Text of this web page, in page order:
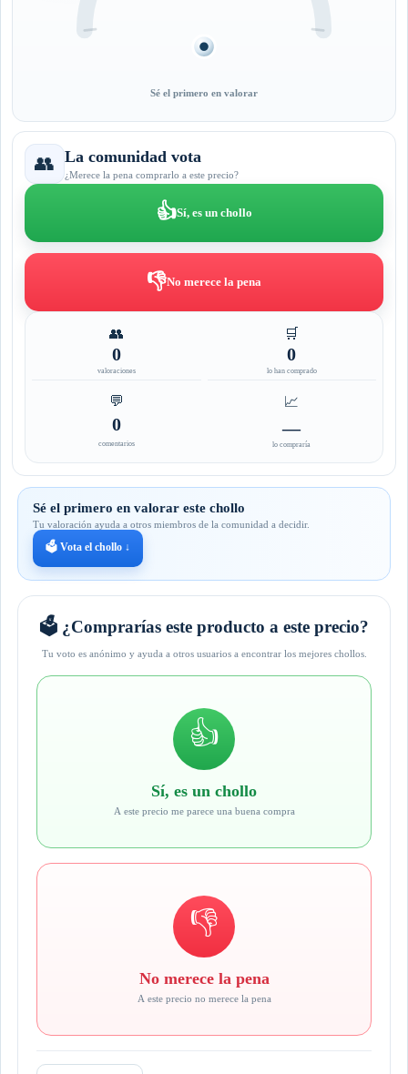
Sé el primero en valorar
👥 La comunidad vota
¿Merece la pena comprarlo a este precio?
👍Sí, es un chollo
👎No merece la pena
👥
0
valoraciones
🛒
0
lo han comprado
💬
0
comentarios
📈
—
lo compraría
Sé el primero en valorar este chollo
Tu valoración ayuda a otros miembros de la comunidad a decidir.
🗳️ Vota el chollo ↓
🗳️ ¿Comprarías este producto a este precio?
Tu voto es anónimo y ayuda a otros usuarios a encontrar los mejores chollos.
👍
Sí, es un chollo
A este precio me parece una buena compra
👎
No merece la pena
A este precio no merece la pena